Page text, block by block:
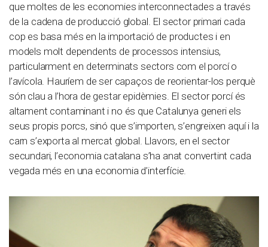
que moltes de les economies interconnectades a través
de la cadena de producció global. El sector primari cada
cop es basa més en la importació de productes i en
models molt dependents de processos intensius,
particularment en determinats sectors com el porcí o
l’avícola. Hauríem de ser capaços de reorientar-los perquè
són clau a l’hora de gestar epidèmies. El sector porcí és
altament contaminant i no és que Catalunya generi els
seus propis porcs, sinó que s’importen, s’engreixen aquí i la
carn s’exporta al mercat global. Llavors, en el sector
secundari, l’economia catalana s’ha anat convertint cada
vegada més en una economia d’interfície.